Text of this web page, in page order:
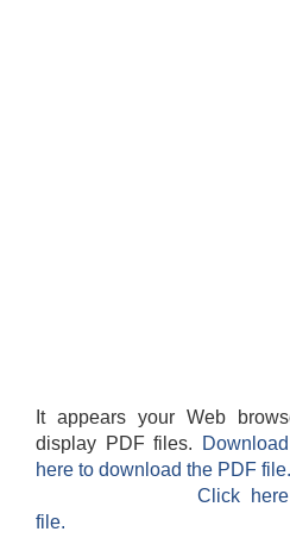
It appears your Web
display PDF files.
here to download the PDF file.
Click
file.